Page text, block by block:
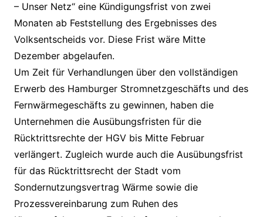
– Unser Netz“ eine Kündigungsfrist von zwei
Monaten ab Feststellung des Ergebnisses des
Volksentscheids vor. Diese Frist wäre Mitte
Dezember abgelaufen.
Um Zeit für Verhandlungen über den vollständigen
Erwerb des Hamburger Stromnetzgeschäfts und des
Fernwärmegeschäfts zu gewinnen, haben die
Unternehmen die Ausübungsfristen für die
Rücktrittsrechte der HGV bis Mitte Februar
verlängert. Zugleich wurde auch die Ausübungsfrist
für das Rücktrittsrecht der Stadt vom
Sondernutzungsvertrag Wärme sowie die
Prozessvereinbarung zum Ruhen des